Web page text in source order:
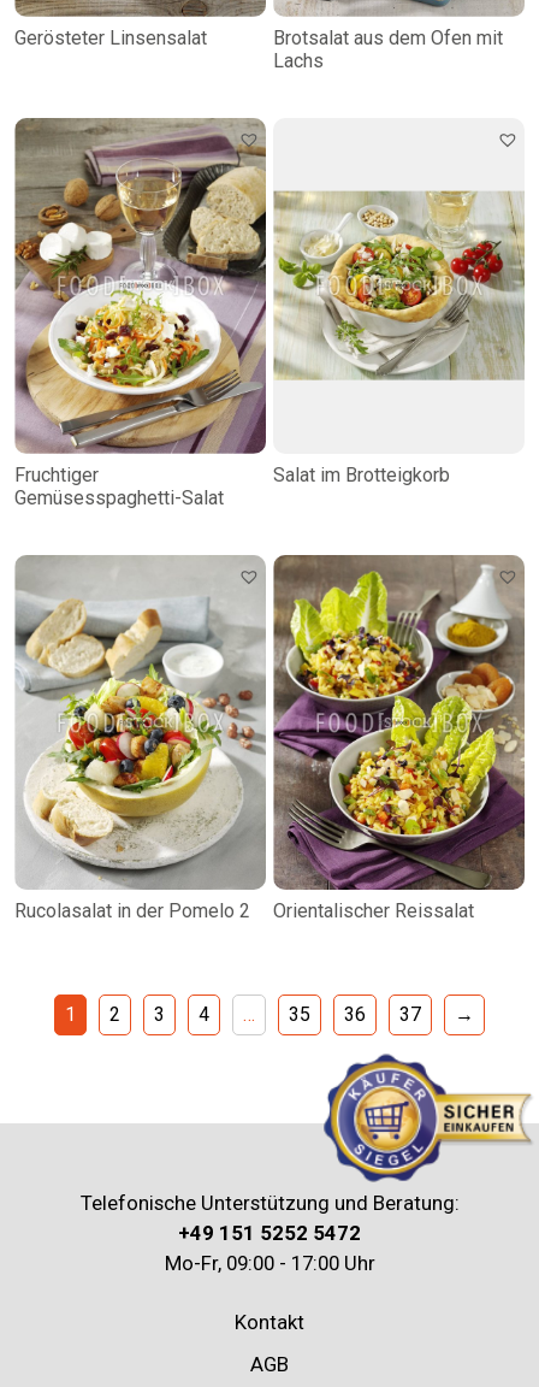
Gerösteter Linsensalat
Brotsalat aus dem Ofen mit
Lachs
Fruchtiger
Gemüsesspaghetti-Salat
Salat im Brotteigkorb
Rucolasalat in der Pomelo 2 Orientalischer Reissalat
1 2 3 4 … 35 36 37 →
Telefonische Unterstützung und Beratung:
+49 151 5252 5472
Mo-Fr, 09:00 - 17:00 Uhr
Kontakt
AGB